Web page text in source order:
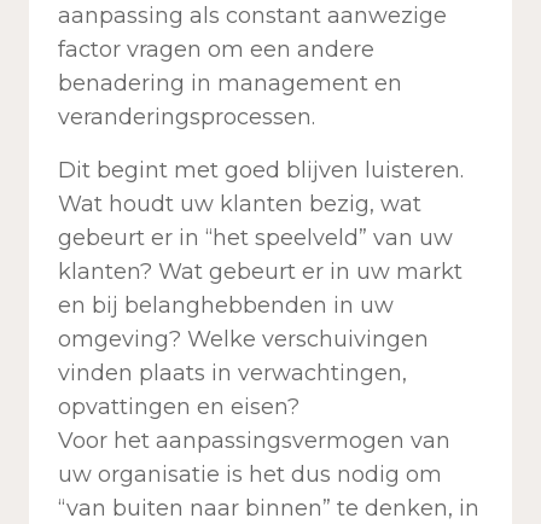
aanpassing als constant aanwezige
factor vragen om een andere
benadering in management en
veranderingsprocessen.
Dit begint met goed blijven luisteren.
Wat houdt uw klanten bezig, wat
gebeurt er in “het speelveld” van uw
klanten? Wat gebeurt er in uw markt
en bij belanghebbenden in uw
omgeving? Welke verschuivingen
vinden plaats in verwachtingen,
opvattingen en eisen?
Voor het aanpassingsvermogen van
uw organisatie is het dus nodig om
“van buiten naar binnen” te denken, in